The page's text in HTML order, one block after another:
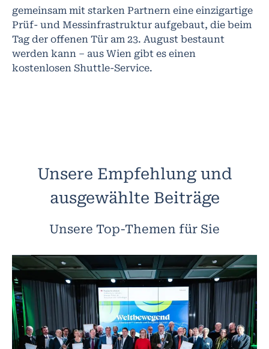
gemeinsam mit starken Partnern eine einzigartige
Prüf- und Messinfrastruktur aufgebaut, die beim
Tag der offenen Tür am 23. August bestaunt
werden kann – aus Wien gibt es einen
kostenlosen Shuttle-Service.
Unsere Empfehlung und
ausgewählte Beiträge
Unsere Top-Themen für Sie